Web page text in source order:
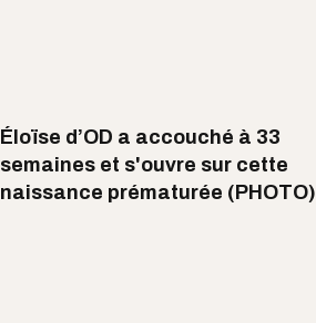
Éloïse d’OD a accouché à 33
semaines et s'ouvre sur cette
naissance prématurée (PHOTO)